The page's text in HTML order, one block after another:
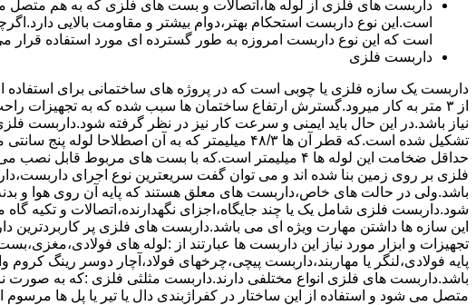
داربست های فلزی از لوله ها،اتصالات و بست های فلزی که به هم
است.این نوع داربست استحکام بهتر،دوام بیشتر و مقاومت بالایی
است که این نوع داربست امروزه به طور گسترده ای مورد استفاده قرار
داربست فلزی
داربست یک سازه فلزی یا چوبی است که در پروژه های ساختمانی برای استفاده از
از ۳ متر به کار میرود.گسترش ارتفاع ساختمان ها سبب شده که به تجهیزات
نیاز باشد.در این حال باید ایمنی و سرعت کار نیز در نظر گرفته شود.داربست
تشکیل شده است.که قطر آن ها ۴۸/۳ میلیمتر که به آن اصطلاحا
حداقل ضخامت این لوله ها ۴ میلیمتر است.که با بست های مربوط
فلزی بر روی زمین بنا شده اند و می توان گفت سریعترین نوع اجرای
باشد.ولی در حالت های خاص،داربست های معلق هستند که پایه آن روی هوا و
شود.داربست فلزی شامل یک یا چند جایگاه،اجزای نگهدارنده،اتصالات و تکیه
این سازه ها داشتن مهارت ویژه ای می باشد.داربست های فلزی پر کاربردترین
تجهیزات و ابزار مورد نیاز این داربست ها عبارتند از :لوله های
پایه فولادی،لنگر یا مهاربند،داربست پیچی،چرخهای فولاد،آچار دوسر رینگ کروم
باشد.داربست های فلزی انواع مختلفی دارند.داربست مثلثی فلزی :که به صورت نر
متصل می شود و استفاده از این ساختار در کفراژبندی دال یا تیر یا پل ها